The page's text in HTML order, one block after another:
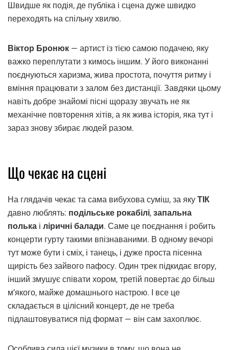
Швидше як подія, де публіка і сцена дуже швидко
переходять на спільну хвилю.
Віктор Бронюк — артист із тією самою подачею, яку
важко переплутати з кимось іншим. У його виконанні
поєднуються харизма, жива простота, почуття ритму і
вміння працювати з залом без дистанції. Завдяки цьому
навіть добре знайомі пісні щоразу звучать не як
механічне повторення хітів, а як жива історія, яка тут і
зараз знову збирає людей разом.
Що чекає на сцені
На глядачів чекає та сама вибухова суміш, за яку ТІК
давно люблять: подільське рокабілі, запальна
полька і ліричні балади. Саме це поєднання і робить
концерти гурту такими впізнаваними. В одному вечорі
тут може бути і сміх, і танець, і дуже проста пісенна
щирість без зайвого пафосу. Один трек підкидає вгору,
інший змушує співати хором, третій повертає до більш
м’якого, майже домашнього настрою. І все це
складається в цілісний концерт, де не треба
підлаштовуватися під формат — він сам захоплює.